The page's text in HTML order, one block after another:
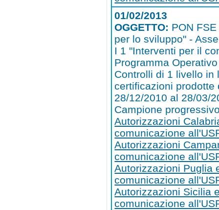
01/02/2013
OGGETTO: PON
per lo sviluppo" -
I 1 "Interventi per il
Programma
Controlli di 1 livello in
certificazioni prodotte
28/12/2010 al 28/03/
Campione
Autorizzazioni
comunicazione
Autorizzazioni
comunicazione
Autorizzazioni Puglia
comunicazione
Autorizzazioni Sicilia
comunicazione